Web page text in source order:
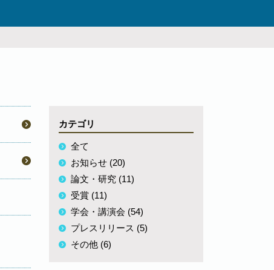
カテゴリ
全て
お知らせ (20)
論文・研究 (11)
受賞 (11)
学会・講演会 (54)
プレスリリース (5)
その他 (6)